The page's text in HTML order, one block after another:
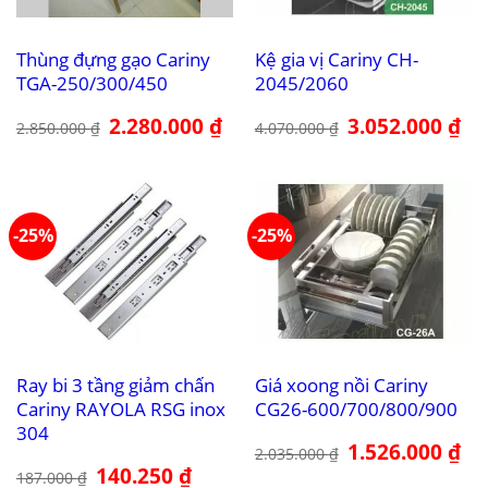
Thùng đựng gạo Cariny
TGA-250/300/450
2.850.000₫ Giá
gốc
2.280.000₫Giá
hiện
2.280.000 ₫.
Kệ gia vị Cariny CH-
2045/2060
4.070.000₫ Giá
gốc
3.052.000₫Giá
-25%
Ray bi 3 tầng giảm chấn
Cariny RAYOLA RSG inox
304
187.000₫ Giá
140.250₫Giá
-25%
Giá xoong nồi Cariny
CG26-600/700/800/900
2.035.000₫ Giá
gốc
1.526.000₫Giá